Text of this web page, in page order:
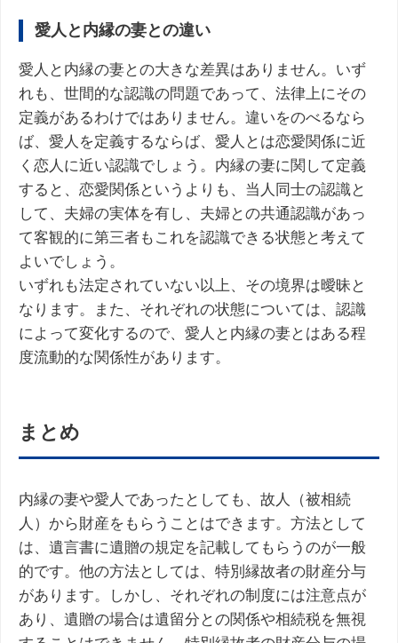
愛人と内縁の妻との違い
愛人と内縁の妻との大きな差異はありません。いず
れも、世間的な認識の問題であって、法律上にその
定義があるわけではありません。違いをのべるなら
ば、愛人を定義するならば、愛人とは恋愛関係に近
く恋人に近い認識でしょう。内縁の妻に関して定義
すると、恋愛関係というよりも、当人同士の認識と
して、夫婦の実体を有し、夫婦との共通認識があっ
て客観的に第三者もこれを認識できる状態と考えて
よいでしょう。
いずれも法定されていない以上、その境界は曖昧と
なります。また、それぞれの状態については、認識
によって変化するので、愛人と内縁の妻とはある程
度流動的な関係性があります。
まとめ
内縁の妻や愛人であったとしても、故人（被相続
人）から財産をもらうことはできます。方法として
は、遺言書に遺贈の規定を記載してもらうのが一般
的です。他の方法としては、特別縁故者の財産分与
があります。しかし、それぞれの制度には注意点が
あり、遺贈の場合は遺留分との関係や相続税を無視